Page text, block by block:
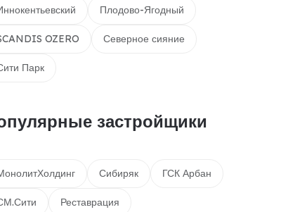
Плодово-Ягодный
OZERO Северное сияние
Парк
застройщики
Сибиряк ГСК Арбан
Реставрация